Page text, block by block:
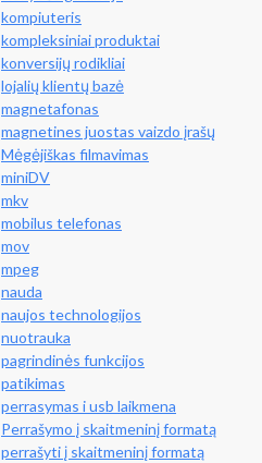
kompiuteris
kompleksiniai produktai
konversijų rodikliai
lojalių klientų bazė
magnetafonas
magnetines juostas vaizdo įrašų
Mėgėjiškas filmavimas
miniDV
mkv
mobilus telefonas
mov
mpeg
nauda
naujos technologijos
nuotrauka
pagrindinės funkcijos
patikimas
perrasymas i usb laikmena
Perrašymo į skaitmeninį formatą
perrašyti į skaitmeninį formatą